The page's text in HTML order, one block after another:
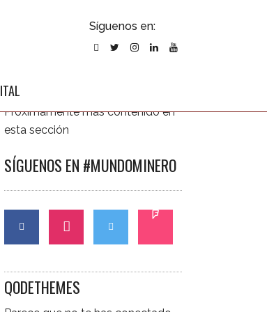
Síguenos en:
Próximamente más contenido en
esta sección
SÍGUENOS EN #MUNDOMINERO
QODETHEMES
CONTÁCTANOS